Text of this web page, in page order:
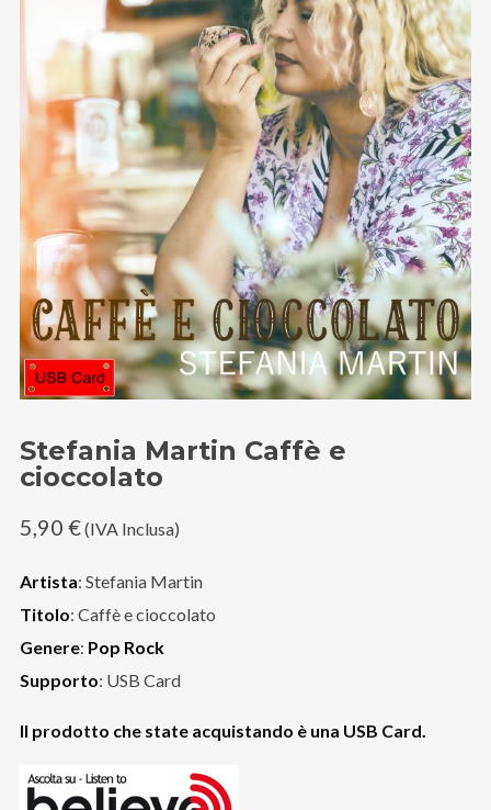
Email:
stefano.bertolotti@ultrasoundrecords.eu
Cellulare:
335 6835448
Seguici sui nostri Social
Stefania Martin Caffè e
cioccolato
5,90 €(IVA Inclusa)
Artista: Stefania Martin
Titolo: Caffè e cioccolato
Genere: Pop Rock
Supporto: USB Card
Il prodotto che state acquistando è una USB Card.